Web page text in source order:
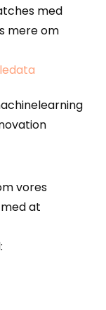
med
mere om
vores
at